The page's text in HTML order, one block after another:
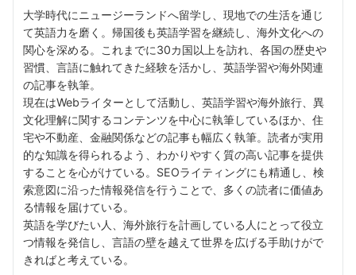
大学時代にニュージーランドへ留学し、現地での生活を通じ
て英語力を磨く。帰国後も英語学習を継続し、海外文化への
関心を深める。これまでに30カ国以上を訪れ、各国の歴史や
習慣、言語に触れてきた経験を活かし、英語学習や海外関連
の記事を執筆。
現在はWebライターとして活動し、英語学習や海外旅行、異
文化理解に関するコンテンツを中心に執筆しているほか、住
宅や不動産、金融関係などの記事も幅広く執筆。読者が実用
的な知識を得られるよう、わかりやすく質の高い記事を提供
することを心がけている。SEOライティングにも精通し、検
索意図に沿った情報発信を行うことで、多くの読者に価値あ
る情報を届けている。
英語を学びたい人、海外旅行を計画している人にとって役立
つ情報を発信し、言語の壁を越えて世界を広げる手助けがで
きればと考えている。